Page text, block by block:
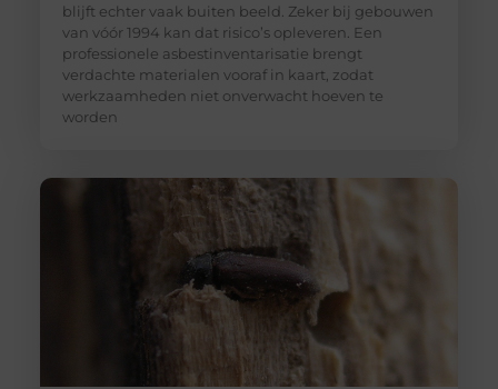
blijft echter vaak buiten beeld. Zeker bij gebouwen
van vóór 1994 kan dat risico’s opleveren. Een
professionele asbestinventarisatie brengt
verdachte materialen vooraf in kaart, zodat
werkzaamheden niet onverwacht hoeven te
worden